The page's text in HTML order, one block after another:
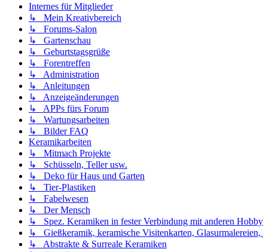
Internes für Mitglieder
↳ Mein Kreativbereich
↳ Forums-Salon
↳ Gartenschau
↳ Geburtstagsgrüße
↳ Forentreffen
↳ Administration
↳ Anleitungen
↳ Anzeigeänderungen
↳ APPs fürs Forum
↳ Wartungsarbeiten
↳ Bilder FAQ
Keramikarbeiten
↳ Mitmach Projekte
↳ Schüsseln, Teller usw.
↳ Deko für Haus und Garten
↳ Tier-Plastiken
↳ Fabelwesen
↳ Der Mensch
↳ Spez. Keramiken in fester Verbindung mit anderen
↳ Gießkeramik, keramische Visitenkarten, Glasurmalereien,
↳ Abstrakte & Surreale Keramiken